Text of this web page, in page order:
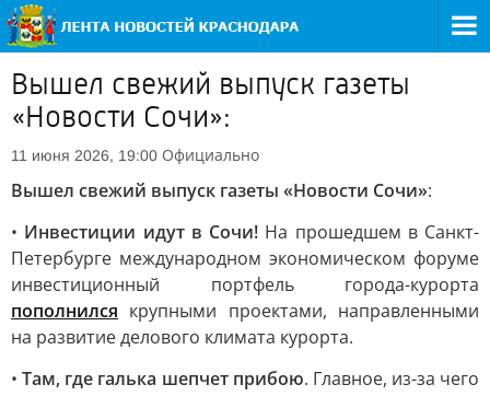
Вышел свежий выпуск газеты
«Новости Сочи»:
11 июня 2026, 19:00 Официально
Вышел свежий выпуск газеты «Новости Сочи»:
• Инвестиции идут в Сочи! На прошедшем в Санкт-
Петербурге международном экономическом форуме
инвестиционный портфель города-курорта
пополнился крупными проектами, направленными
на развитие делового климата курорта.
•Там, где галька шепчет прибою. Главное, из-за чего